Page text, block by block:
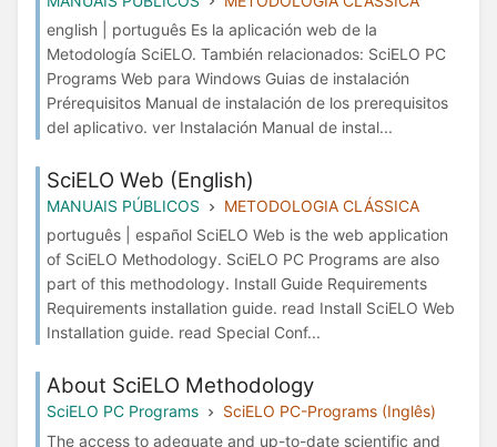
english | português Es la aplicación web de la
Metodología SciELO. También relacionados: SciELO PC
Programs Web para Windows Guias de instalación
Prérequisitos Manual de instalación de los prerequisitos
del aplicativo. ver Instalación Manual de instal...
SciELO Web (English)
MANUAIS PÚBLICOS
METODOLOGIA CLÁSSICA
português | español SciELO Web is the web application
of SciELO Methodology. SciELO PC Programs are also
part of this methodology. Install Guide Requirements
Requirements installation guide. read Install SciELO Web
Installation guide. read Special Conf...
About SciELO Methodology
SciELO PC Programs
SciELO PC-Programs (Inglês)
The access to adequate and up-to-date scientific and